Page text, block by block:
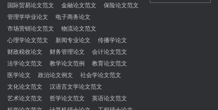
国际贸易论文范文
金融论文范文
保险论文范文
管理学毕业论文
电子商务论文
市场营销论文范文
物流论文范文
心理学论文范文
新闻专业论文
传播学论文
财政税收论文
财务管理论文
会计论文范文
法学论文范文
教学论文范例
教育论文范文
医学论文
政治论文例文
社会学论文范文
文化论文范文
汉语言文学论文范文
艺术论文范文
哲学论文范文
英语论文范文